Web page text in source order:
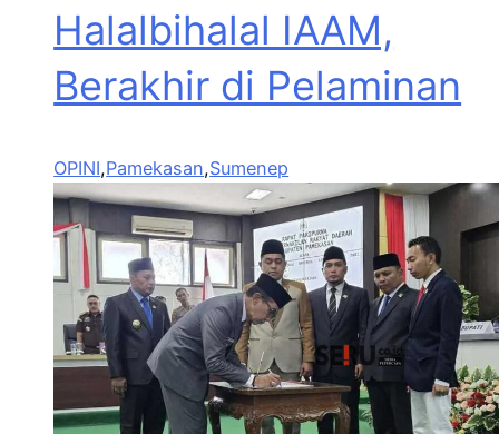
Halalbihalal IAAM,
Berakhir di Pelaminan
OPINI,Pamekasan,Sumenep